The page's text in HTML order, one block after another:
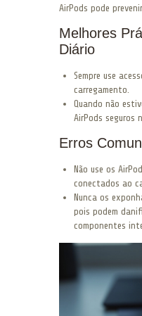
AirPods pode
Melhores
Diário
Sempre use
carregamento.
Quando não
AirPods seguros
Erros
Não use os
conectados ao
Nunca os
pois podem
componentes